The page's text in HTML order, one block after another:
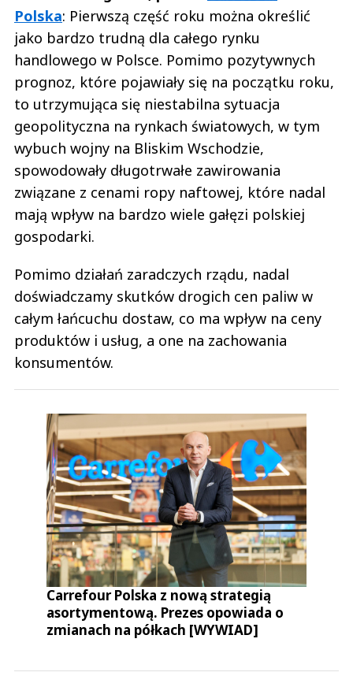
Polska: Pierwszą część roku można określić
jako bardzo trudną dla całego rynku
handlowego w Polsce. Pomimo pozytywnych
prognoz, które pojawiały się na początku roku,
to utrzymująca się niestabilna sytuacja
geopolityczna na rynkach światowych, w tym
wybuch wojny na Bliskim Wschodzie,
spowodowały długotrwałe zawirowania
związane z cenami ropy naftowej, które nadal
mają wpływ na bardzo wiele gałęzi polskiej
gospodarki.
Pomimo działań zaradczych rządu, nadal
doświadczamy skutków drogich cen paliw w
całym łańcuchu dostaw, co ma wpływ na ceny
produktów i usług, a one na zachowania
konsumentów.
Carrefour Polska z nową strategią
asortymentową. Prezes opowiada o
zmianach na półkach [WYWIAD]